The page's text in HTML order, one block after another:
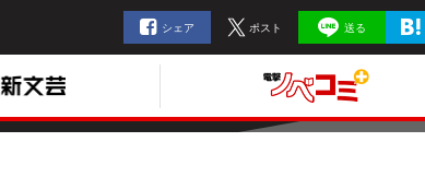
シェア ポスト 送る